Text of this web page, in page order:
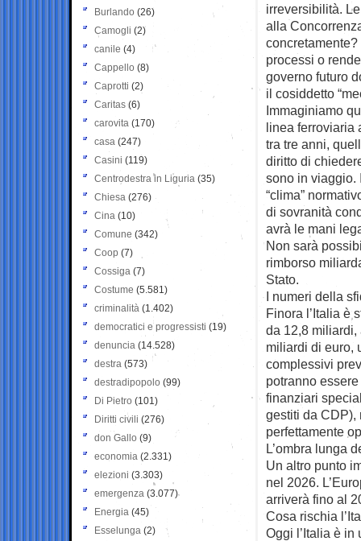
irreversibilità.
alla
processi o
governo futuro
il cosiddetto
Immaginiamo
linea ferroviaria
tra tre anni,
diritto di
sono in viaggio.
“clima”
di sovranità
avrà le mani
Non sarà
rimborso
Stato.
I numeri della
Finora l’Italia è
da 12,8
miliardi di euro,
complessivi
potranno
finanziari
gestiti da CDP),
perfettamente
L’ombra lunga
Un altro punto
nel 2026.
arriverà fino al
Cosa rischia
Oggi l’Italia è
Burlando (26)
Camogli (2)
canile (4)
Cappello (8)
Caprotti (2)
Caritas (6)
carovita (170)
casa (247)
Casini (119)
Centrodestra in Liguria (35)
Chiesa (276)
Cina (10)
Comune (342)
Coop (7)
Cossiga (7)
Costume (5.581)
criminalità (1.402)
democratici e progressisti (19)
denuncia (14.528)
destra (573)
destradipopolo (99)
Di Pietro (101)
Diritti civili (276)
don Gallo (9)
economia (2.331)
elezioni (3.303)
emergenza (3.077)
Energia (45)
Esselunga (2)